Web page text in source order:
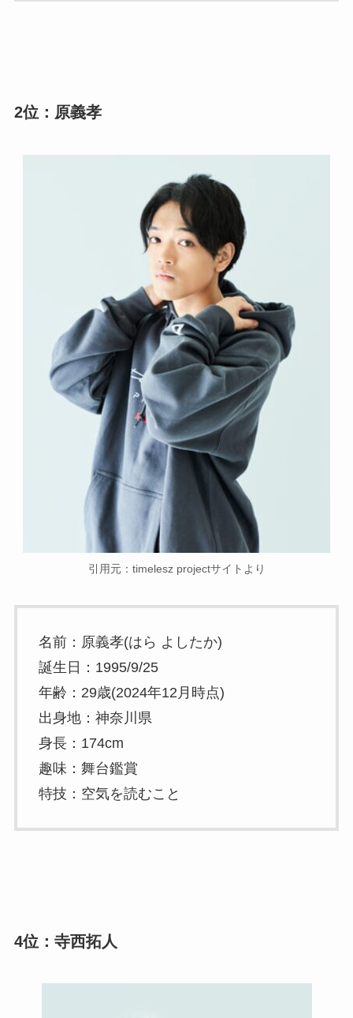
2位：原義孝
引用元：timelesz projectサイトより
名前：原義孝(はら よしたか)
誕生日：1995/9/25
年齢：29歳(2024年12月時点)
出身地：神奈川県
身長：174cm
趣味：舞台鑑賞
特技：空気を読むこと
4位：寺西拓人